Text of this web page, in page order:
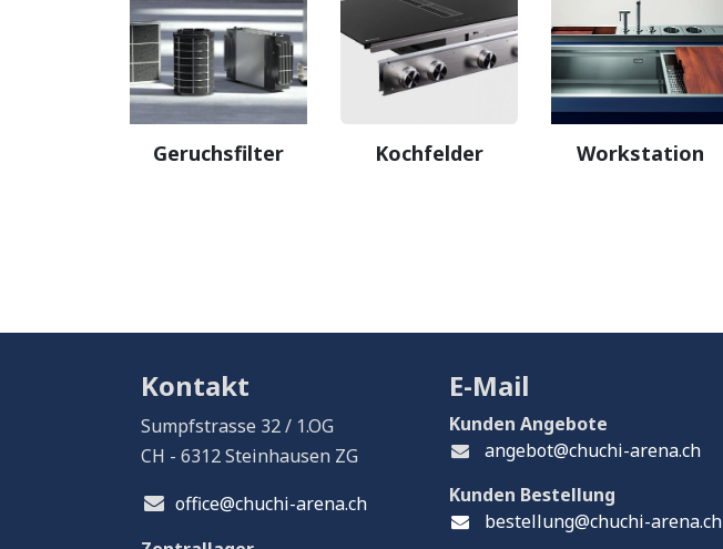
Geruchsfilter Kochfelder Workstation
Kontakt
Sumpfstrasse 32 / 1.OG
CH - 6312 Steinhausen ZG
office@chuchi-arena.ch
E-Mail
Kunden Angebote
angebot@chuchi-arena.ch
Kunden Bestellung
bestellung@chuchi-arena.ch